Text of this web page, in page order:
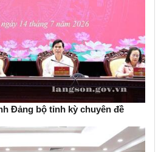
Đảng bộ tỉnh kỳ chuyên đề